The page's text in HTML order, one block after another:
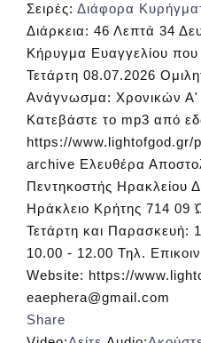
Σειρές: Διάφορα
Διάρκεια: 46 Λεπτά 34
Κήρυγμα Ευαγγελίου
Τετάρτη 08.07.2026
Ανάγνωσμα: Χρονικών
Κατεβάστε το mp3 από
https://www.lightofgod.gr/
archive Ελευθέρα
Πεντηκοστής Ηρακλείου
Ηράκλειο Κρήτης 714 09
Τετάρτη και Παρασκευή:
10.00 - 12.00 Τηλ.
Website: https://
eaephera@gmail.com
Share